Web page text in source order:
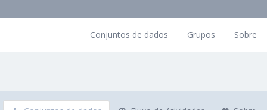
Conjuntos de dados Grupos Sobre